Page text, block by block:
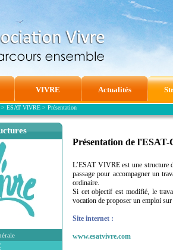
VIVRE Actualités
>ESAT VIVRE >Présentation
Présentation de
L’ESAT VIVRE est une structure
passage pour accompagner un
ordinaire.
Si cet objectif est modifié, le
vocation de proposer un emploi sur
Site internet :
www.esatvivre.com